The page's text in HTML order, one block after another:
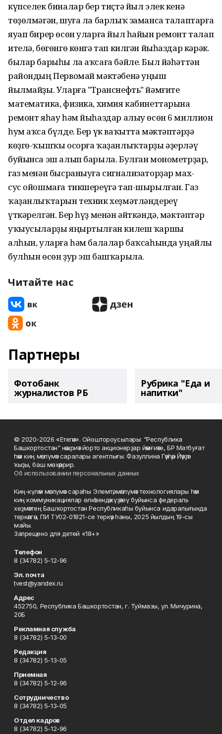
күпселек биналар бер тиҫтә йыл элек кенә
төҙөлмәгән, шуға ла барлыҡ заманса талаптарға
яуап бирер өсөн уларға йыл һайын ремонт талап
ителә, бөгөнгө көнгә тап килгән йыһаздар кәрәк. Ә
былар барыһы ла аҡсаға бәйле. Был йәһәттән
райондың Первомай мәктәбенә уңыш
йылмайҙы. Уларға "Транснефть" йәмғите
математика, физика, химия кабинеттарына
ремонт яһау һәм йыһаздар алыу өсөн 6 миллион
һум аҡса бүлде. Бер үк ваҡытта мәктәптәрҙә
көҙгө-ҡышҡы осорға ҡаҙанлыҡтарҙы әҙерләү
буйынса эш алып барыла. Булған монометрҙар,
газ менән бысраныуға сигнализаторҙар мах-
сус ойошмаға тикшереүгә тап-шырылған. Газ
ҡаҙанлыҡтарын техник хеҙмәтләндереү
үткәрелгән. Бер һүҙ менән әйткәндә, мәктәптәр
уҡыусыларҙы яңыртылған килеш ҡаршы
алһын, уларға һәм балалар баҡсаһында уңайлы
булһын өсөн ҙур эш башҡарыла.
Читайте нас
Партнеры
Фотобанк
журналистов РБ
Рубрика "Еда и
напитки"
© 2020-2026 «Етегән». Ойоштороусылары: "Республика
Башкортостан" нәшриәт йорто акционерҙар йәмғиәте, БР Матбуғат
һәм киң мәғлүмәт саралары агентлығы. Фазуллина Гәүһәр Йәүҙәт
ҡыҙы, баш мөхәррир.
Об использовании персональных данных
Киң-күләм мәғлүмәт сараһы Элемтә, мәғлүмәт технологиялары һәм
киң коммуникациялар өлкәһендә күҙәтеү буйынса федераль
хеҙмәттең Башҡортостан Республикаһы буйынса идаралығында
теркәлгән, ПИ ТУ02-01821-се теркәү һаны, 2025 йылдың 19-сы
майы.
Запрещено для детей «18+»
Телефон
8 (34782) 5-12-96
Эл. почта
tvest@yandex.ru
Адрес
452750, Республика Башкортостан, г. Туймазы, ул. Мичурина,
20Б
Рекламная служба
8 (34782) 5-13-00
Редакция
8 (34782) 5-13-05
Приемная
8 (34782) 5-12-96
Сотрудничество
8 (34782) 5-13-05
Отдел кадров
8 (34782) 5-12-96